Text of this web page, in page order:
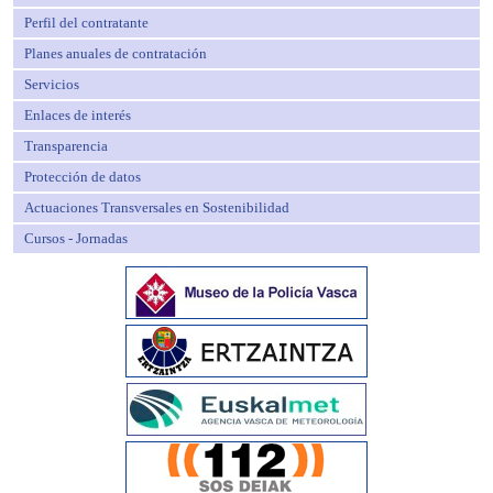
Perfil del contratante
Planes anuales de contratación
Servicios
Enlaces de interés
Transparencia
Protección de datos
Actuaciones Transversales en Sostenibilidad
Cursos - Jornadas